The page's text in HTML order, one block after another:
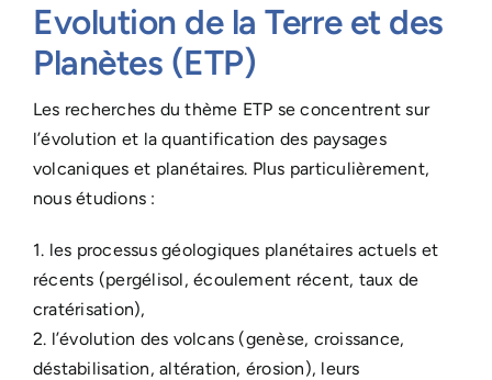
Evolution de la Terre et des
Planètes (ETP)
Les recherches du thème ETP se concentrent sur
l’évolution et la quantification des paysages
volcaniques et planétaires. Plus particulièrement,
nous étudions :
1. les processus géologiques planétaires actuels et
récents (pergélisol, écoulement récent, taux de
cratérisation),
2. l’évolution des volcans (genèse, croissance,
déstabilisation, altération, érosion), leurs